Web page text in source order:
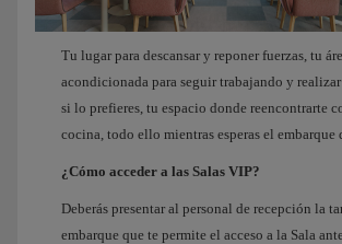
Tu lugar para descansar y reponer fuerzas, tu
acondicionada para seguir trabajando y realizar
si lo prefieres, tu espacio donde reencontrarte
cocina, todo ello mientras esperas el embarque
¿Cómo acceder a las Salas VIP?
Deberás presentar al personal de recepción la
embarque que te permite el acceso a la Sala